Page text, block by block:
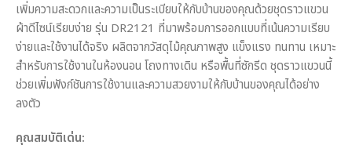
เพิ่มความสะดวกและความเป็นระเบียบให้กับบ้านของคุณด้วยชุดราวแขวน
ผ้าดีไซน์เรียบง่าย รุ่น DR2121 ที่มาพร้อมการออกแบบที่เน้นความเรียบ
ง่ายและใช้งานได้จริง ผลิตจากวัสดุไม้คุณภาพสูง แข็งแรง ทนทาน เหมาะ
สำหรับการใช้งานในห้องนอน โถงทางเดิน หรือพื้นที่ซักรีด ชุดราวแขวนนี้
ช่วยเพิ่มฟังก์ชันการใช้งานและความสวยงามให้กับบ้านของคุณได้อย่าง
ลงตัว
คุณสมบัติเด่น: